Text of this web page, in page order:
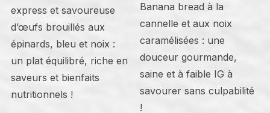
express et savoureuse
d’œufs brouillés aux
épinards, bleu et noix :
un plat équilibré, riche en
saveurs et bienfaits
nutritionnels !
Banana bread à la
cannelle et aux noix
caramélisées : une
douceur gourmande,
saine et à faible IG à
savourer sans culpabilité
!